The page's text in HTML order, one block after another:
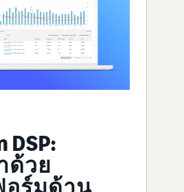
DSP:
วย